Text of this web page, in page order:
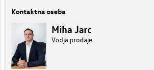
Kontaktna oseba
Miha Jarc
Vodja prodaje